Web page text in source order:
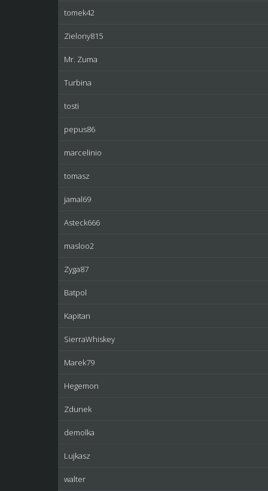
tomek42
Zielony815
Mr. Zuma
Turbina
tosti
pepus86
marcelinio
tomasz
jamal69
Asteck666
masloo2
Zyga87
Batpol
Kapitan
SierraWhiskey
Marek79
Hegemon
Zdunek
demolka
Lujkasz
walter